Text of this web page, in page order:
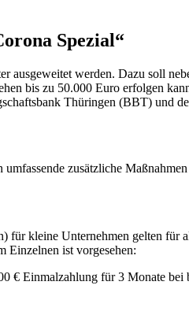
Spezial“
werden. Dazu soll
bis zu 50.000 Euro erfolgen
Thüringen (BBT) und
zusätzliche
kleine Unternehmen gelten
Einzelnen ist vorgesehen:
€ Einmalzahlung für 3 Monate bei